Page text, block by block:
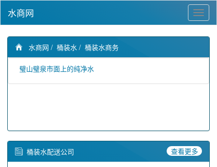
水商网
水商网 / 桶装水 / 桶装水商务
璧山璧泉市面上的纯净水
桶装水配送公司 查看更多